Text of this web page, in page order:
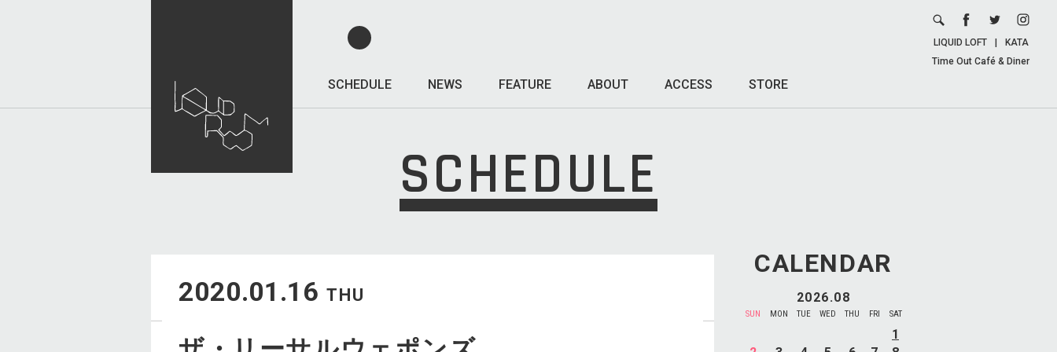
SCHEDULE NEWS FEATURE ABOUT ACCESS STORE
LIQUID LOFT
KATA
Time Out Café & Diner
SCHEDULE
CALENDAR
2026.08
SUN MON TUE WED THU FRI SAT
1
2020.01.16 THU